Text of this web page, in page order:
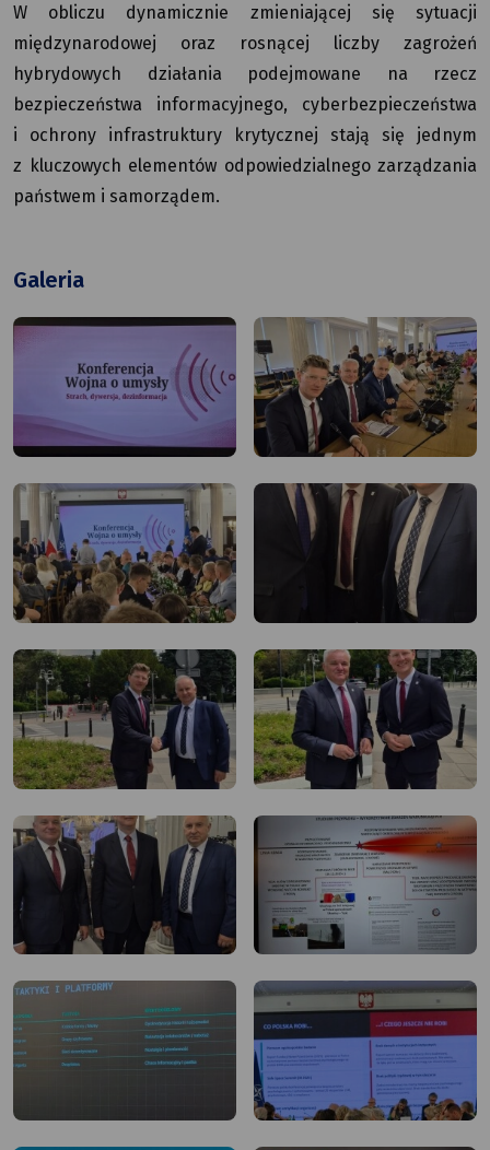
W obliczu dynamicznie zmieniającej się sytuacji
międzynarodowej oraz rosnącej liczby zagrożeń
hybrydowych działania podejmowane na rzecz
bezpieczeństwa informacyjnego, cyberbezpieczeństwa
i ochrony infrastruktury krytycznej stają się jednym
z kluczowych elementów odpowiedzialnego zarządzania
państwem i samorządem.
Galeria